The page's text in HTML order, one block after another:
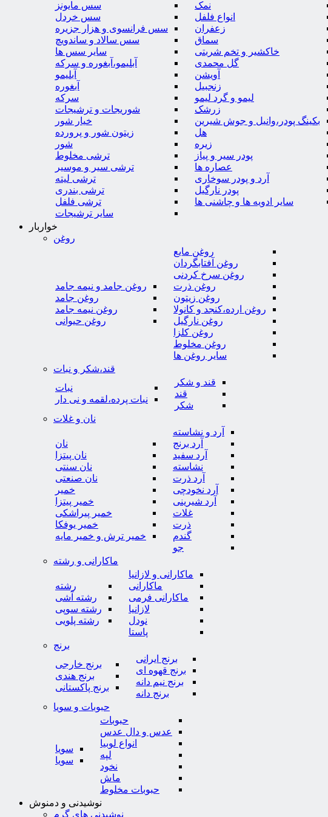
نمک
انواع فلفل
زعفران
سماق
خاکشیر و تخم شربتی
گل محمدی
آویشن
زنجبیل
لیمو و گرد لیمو
زرشک
بکینگ پودر،وانیل و جوش شیرین
هل
زیره
پودر سیر و پیاز
عصاره ها
آرد و پودر سوخاری
پودر نارگیل
سایر ادویه ها و چاشنی ها
سس مایونز
سس خردل
سس فرانسوی و هزار جزیره
سس سالاد و ساندویچ
سایر سس ها
آبلیمو،آبغوره و سرکه
آبلیمو
آبغوره
سرکه
شوریجات و ترشیجات
خیار شور
زیتون شور و پرورده
شور
ترشی مخلوط
ترشی سیر و موسیر
ترشی لیته
ترشی بندری
ترشی فلفل
سایر ترشیجات
خواربار
روغن
روغن مایع
روغن آفتابگردان
روغن سرخ کردنی
روغن ذرت
روغن زیتون
روغن ارده،کنجد و کانولا
روغن نارگیل
روغن کلزا
روغن مخلوط
سایر روغن ها
روغن جامد و نیمه جامد
روغن جامد
روغن نیمه جامد
روغن حیوانی
قند،شکر و نبات
قند و شکر
قند
شکر
نبات
نبات پرده،لقمه و نی دار
نان و غلات
آرد و نشاسته
آرد برنج
آرد سفید
نشاسته
آرد ذرت
آرد نخودچی
آرد شیرینی
غلات
ذرت
گندم
جو
نان
نان پیتزا
نان سنتی
نان صنعتی
خمیر
خمیر پیتزا
خمیر پیراشکی
خمیر یوفکا
خمیر ترش و خمیر مایه
ماکارانی و رشته
ماکارانی و لازانیا
ماکارانی
ماکارانی فرمی
لازانیا
نودل
پاستا
رشته
رشته آشی
رشته سوپی
رشته پلویی
برنج
برنج ایرانی
برنج قهوه ای
برنج نیم دانه
برنج دانه
برنج خارجی
برنج هندی
برنج پاکستانی
حبوبات و سویا
حبوبات
عدس و دال عدس
انواع لوبیا
لپه
نخود
ماش
حبوبات مخلوط
سویا
سویا
نوشیدنی و دمنوش
نوشیدنی های گرم